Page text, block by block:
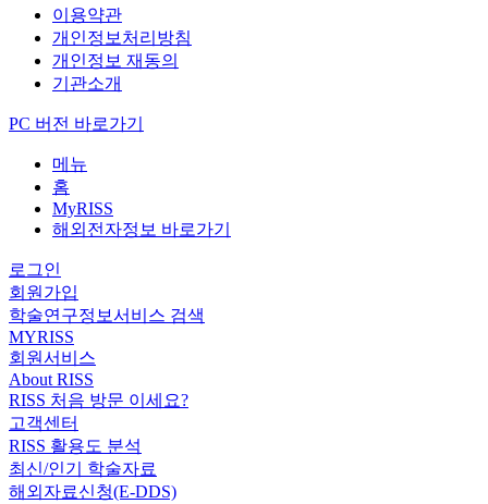
이용약관
개인정보처리방침
개인정보 재동의
기관소개
PC 버전 바로가기
메뉴
홈
MyRISS
해외전자정보 바로가기
로그인
회원가입
학술연구정보서비스 검색
MYRISS
회원서비스
About RISS
RISS 처음 방문 이세요?
고객센터
RISS 활용도 분석
최신/인기 학술자료
해외자료신청(E-DDS)